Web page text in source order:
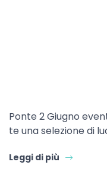
Ponte 2 Giugno
te una selezione di
Leggi di più